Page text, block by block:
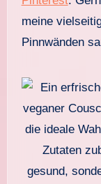
meine
Pinnwänden